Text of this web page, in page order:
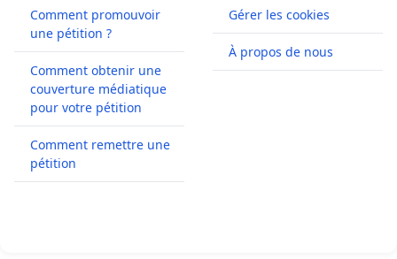
Comment promouvoir
une pétition ?
Comment obtenir une
couverture médiatique
pour votre pétition
Comment remettre une
pétition
Gérer les cookies
À propos de nous